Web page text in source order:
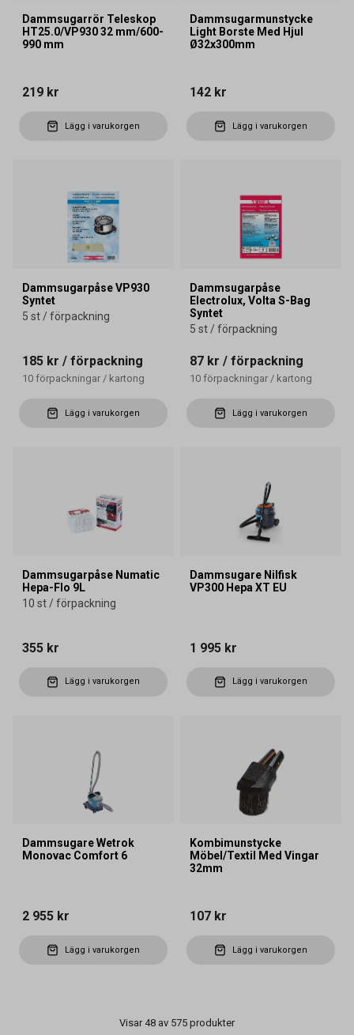
Dammsugarrör Teleskop
HT25.0/VP930 32 mm/600-
990 mm
219 kr
Lägg i varukorgen
Dammsugarmunstycke
Light Borste Med Hjul
Ø32x300mm
142 kr
Lägg i varukorgen
Dammsugarpåse VP930
Syntet
5 st / förpackning
185 kr / förpackning
10 förpackningar / kartong
Lägg i varukorgen
Dammsugarpåse
Electrolux, Volta S-Bag
Syntet
5 st / förpackning
87 kr / förpackning
10 förpackningar / kartong
Lägg i varukorgen
Dammsugarpåse Numatic
Hepa-Flo 9L
10 st / förpackning
355 kr
Lägg i varukorgen
Dammsugare Nilfisk
VP300 Hepa XT EU
1 995 kr
Lägg i varukorgen
Dammsugare Wetrok
Monovac Comfort 6
2 955 kr
Lägg i varukorgen
Kombimunstycke
Möbel/Textil Med Vingar
32mm
107 kr
Lägg i varukorgen
Visar 48 av 575 produkter